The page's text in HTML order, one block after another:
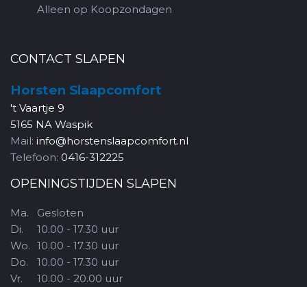
Alleen op Koopzondagen
CONTACT SLAPEN
Horsten Slaapcomfort
't Vaartje 9
5165 NA Waspik
Mail: info@horstenslaapcomfort.nl
Telefoon: 0416-312225
OPENINGSTIJDEN SLAPEN
Ma.
Di.
Wo.
Do.
Vr.
Gesloten
10.00 - 17.30 uur
10.00 - 17.30 uur
10.00 - 17.30 uur
10.00 - 20.00 uur